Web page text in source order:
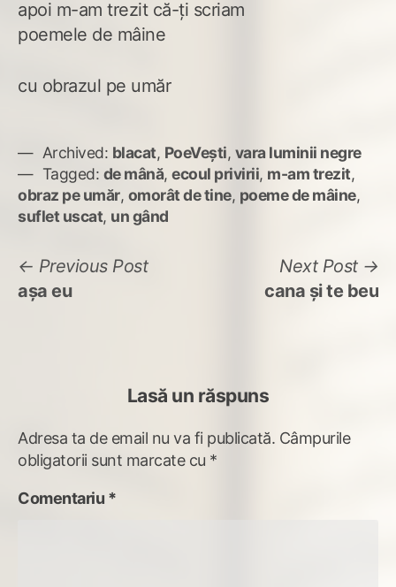
apoi m-am trezit că-ți scriam
poemele de mâine
cu obrazul pe umăr
Archived: blacat, PoeVești, vara luminii negre
Tagged: de mână, ecoul privirii, m-am trezit,
obraz pe umăr, omorât de tine, poeme de mâine,
suflet uscat, un gând
Navigare
în
Previous PostPrevious
așa eu
Next Post
cana și te beu
Lasă un răspuns
Adresa ta de email nu va fi publicată. Câmpurile
obligatorii sunt marcate cu *
Comentariu *